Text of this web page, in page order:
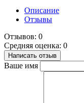
Описание
Отзывы
Отзывов: 0
Средняя оценка: 0
Написать отзыв
Ваше имя